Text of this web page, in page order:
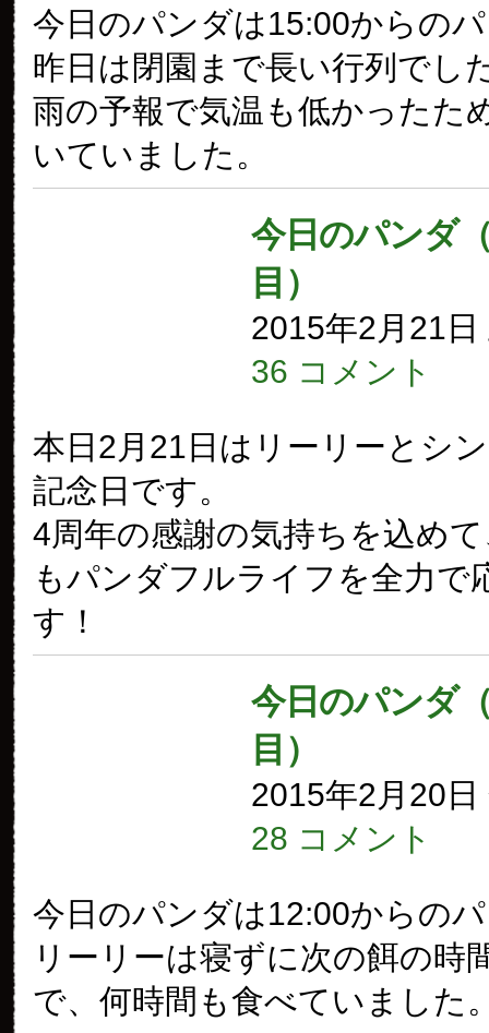
今日のパンダは15:00からの
昨日は閉園まで長い行列でし
雨の予報で気温も低かったた
いていました。
今日のパンダ
目）
2015年2月21日
36 コメント
本日2月21日はリーリーとシ
記念日です。
4周年の感謝の気持ちを込め
もパンダフルライフを全力で
す！
今日のパンダ
目）
2015年2月20日
28 コメント
今日のパンダは12:00からの
リーリーは寝ずに次の餌の時
で、何時間も食べていました